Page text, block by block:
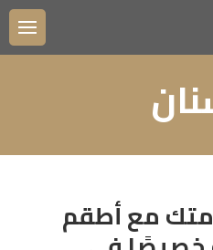
مع أطقم